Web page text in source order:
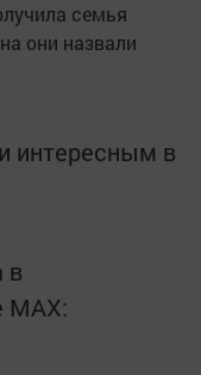
семья
они назвали
интересным в
в
MАХ: